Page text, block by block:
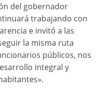
del gobernador
trabajando con
e invitó a las
la misma ruta
públicos, nos
integral y